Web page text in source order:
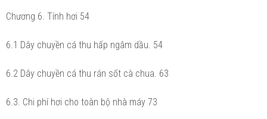
Chương 6. Tính hơi 54
6.1 Dây chuyền cá thu hấp ngâm dầu. 54
6.2 Dây chuyền cá thu rán sốt cà chua. 63
6.3. Chi phí hơi cho toàn bộ nhà máy 73